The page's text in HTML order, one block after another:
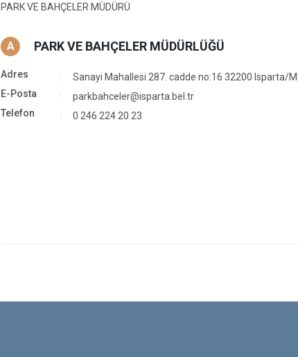
PARK VE BAHÇELER MÜDÜRÜ
A PARK VE BAHÇELER MÜDÜRLÜĞÜ
Adres
Sanayi Mahallesi 287. cadde no:16 32200 Isparta/
E-Posta
parkbahceler@isparta.bel.tr
Telefon
0 246 224 20 23